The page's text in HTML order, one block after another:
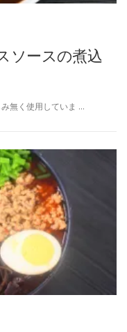
ソースの煮込
無く使用していま …